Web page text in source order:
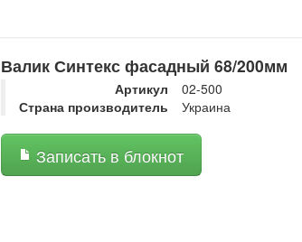
Валик Синтекс фасадный 68/200мм
Артикул
02-500
Страна производитель
Украина
Записать в блокнот